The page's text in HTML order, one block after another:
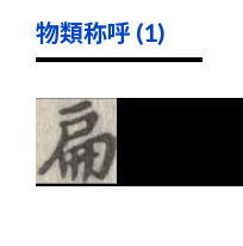
物類称呼 (1)